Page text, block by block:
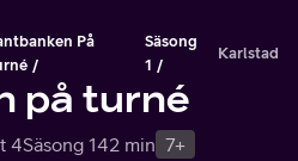
På
Säsong
1
Karlstad
på turné
4Säsong 142 min 7+